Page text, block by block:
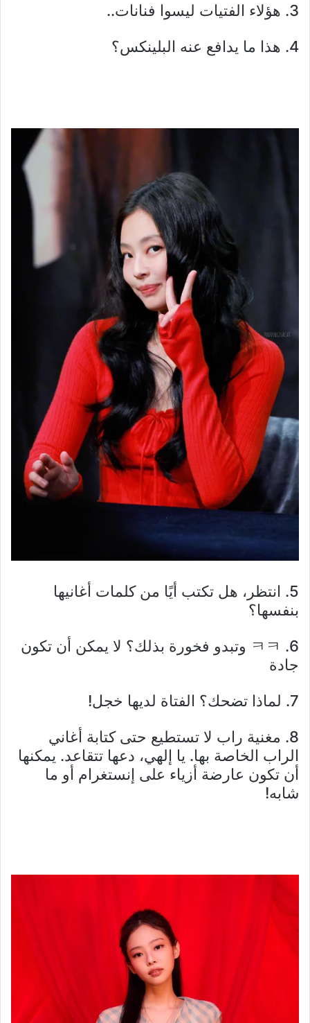
3. هؤلاء الفتيات ليسوا فنانات..
4. هذا ما يدافع عنه البلينكس؟
5. انتظر، هل تكتب أيًا من كلمات أغانيها
بنفسها؟
6. ㅋㅋ وتبدو فخورة بذلك؟ لا يمكن أن تكون
جادة
7. لماذا تضحك؟ الفتاة لديها خجل!
8. مغنية راب لا تستطيع حتى كتابة أغاني
الراب الخاصة بها. يا إلهي، دعها تتقاعد. يمكنها
أن تكون عارضة أزياء على إنستغرام أو ما
شابه!